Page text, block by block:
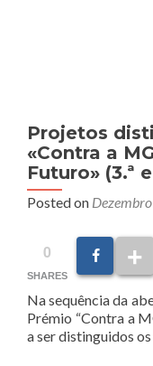
Projetos
«Contra a
Futuro» (3.ª
Posted on
0
SHARES
Na sequência da
Prémio “Contra a
a ser distinguidos